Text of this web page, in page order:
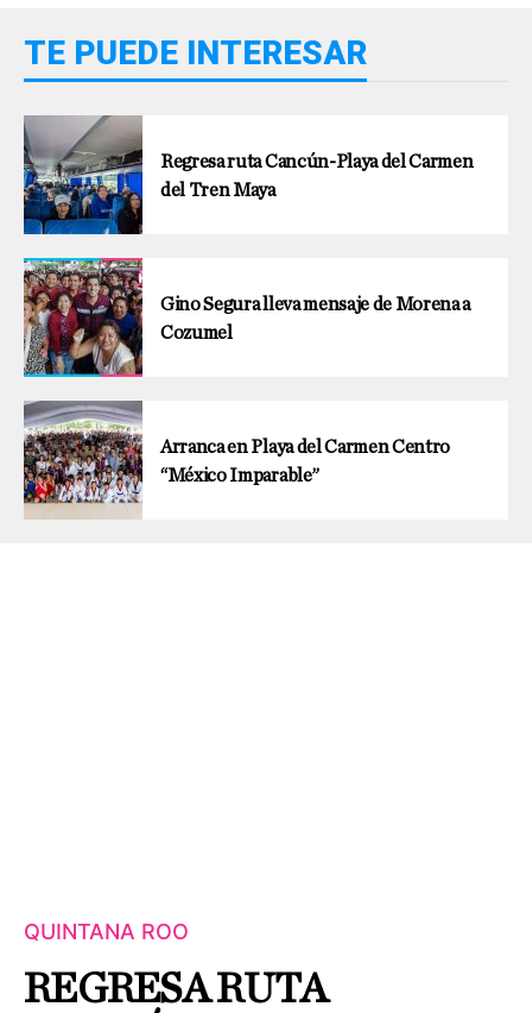
TE PUEDE INTERESAR
Regresa ruta Cancún-Playa del Carmen
del Tren Maya
Gino Segura lleva mensaje de Morena a
Cozumel
Arranca en Playa del Carmen Centro
“México Imparable”
QUINTANA ROO
REGRESA RUTA